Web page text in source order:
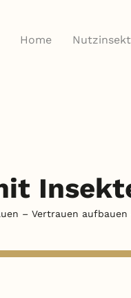
Home
– Vertrauen